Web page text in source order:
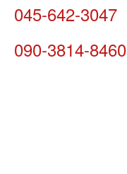
045-642-3047
090-3814-8460